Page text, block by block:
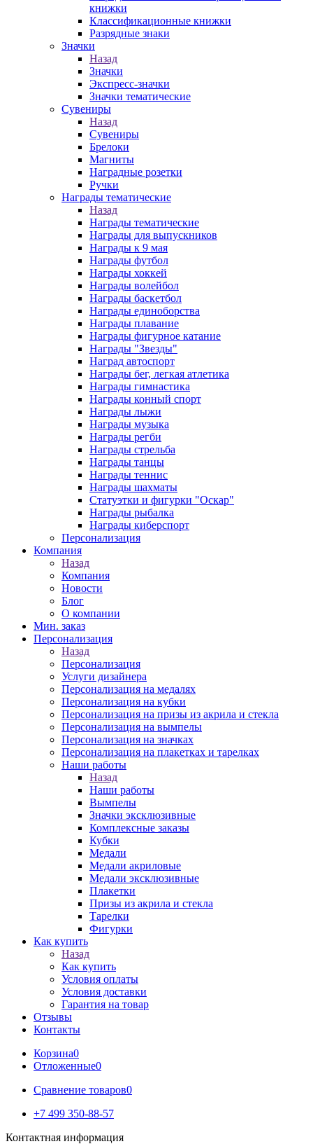
книжки
Классификационные книжки
Разрядные знаки
Значки
Назад
Значки
Экспресс-значки
Значки тематические
Сувениры
Назад
Сувениры
Брелоки
Магниты
Наградные розетки
Ручки
Награды тематические
Назад
Награды тематические
Награды для выпускников
Награды к 9 мая
Награды футбол
Награды хоккей
Награды волейбол
Награды баскетбол
Награды единоборства
Награды плавание
Награды фигурное катание
Награды "Звезды"
Наград автоспорт
Награды бег, легкая атлетика
Награды гимнастика
Награды конный спорт
Награды лыжи
Награды музыка
Награды регби
Награды стрельба
Награды танцы
Награды теннис
Награды шахматы
Статуэтки и фигурки "Оскар"
Награды рыбалка
Награды киберспорт
Персонализация
Компания
Назад
Компания
Новости
Блог
О компании
Мин. заказ
Персонализация
Назад
Персонализация
Услуги дизайнера
Персонализация на медалях
Персонализация на кубки
Персонализация на призы из акрила и стекла
Персонализация на вымпелы
Персонализация на значках
Персонализация на плакетках и тарелках
Наши работы
Назад
Наши работы
Вымпелы
Значки эксклюзивные
Комплексные заказы
Кубки
Медали
Медали акриловые
Медали эксклюзивные
Плакетки
Призы из акрила и стекла
Тарелки
Фигурки
Как купить
Назад
Как купить
Условия оплаты
Условия доставки
Гарантия на товар
Отзывы
Контакты
Корзина0
Отложенные0
Сравнение товаров0
+7 499 350-88-57
Контактная информация